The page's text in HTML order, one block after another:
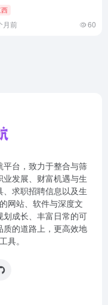
月前 60
台，致力于整合与筛
发展、财富机遇与生
求职招聘信息以及生
网站、软件与深度文
成长、丰富日常的可
的道路上，更高效地
具。